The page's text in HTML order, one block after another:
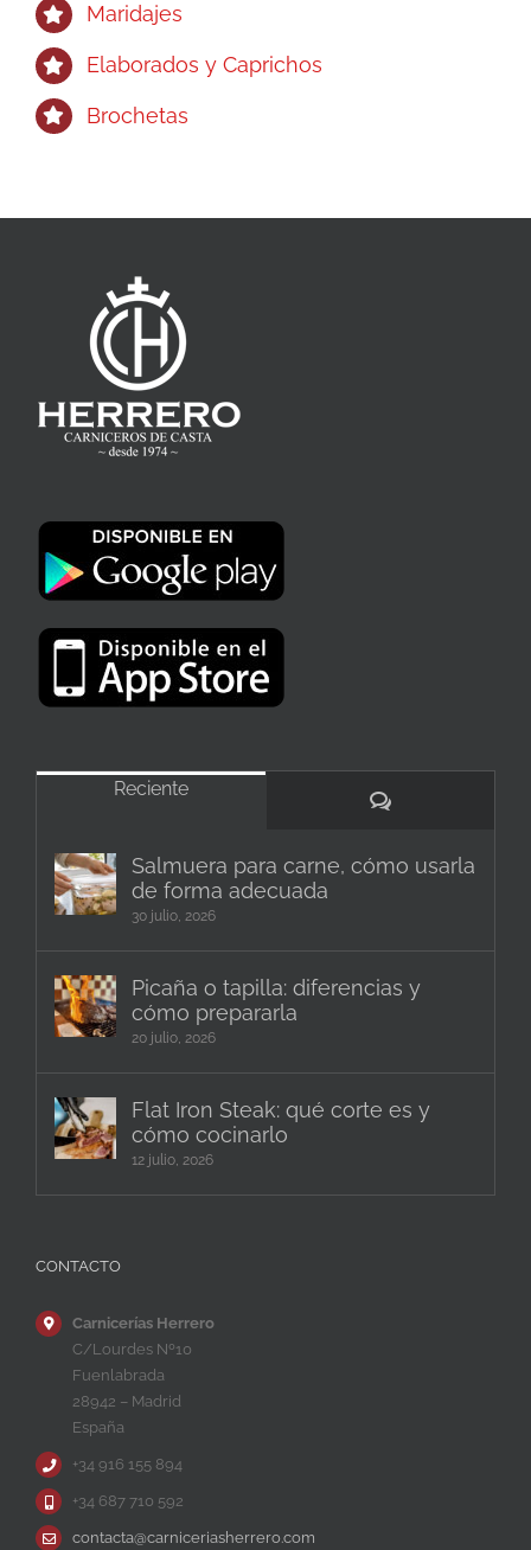
Maridajes
Elaborados y Caprichos
Brochetas
Reciente
Comentarios
Salmuera para carne, cómo usarla
de forma adecuada
30 julio, 2026
Picaña o tapilla: diferencias y
cómo prepararla
20 julio, 2026
Flat Iron Steak: qué corte es y
cómo cocinarlo
12 julio, 2026
CONTACTO
Carnicerías Herrero
C/Lourdes Nº10
Fuenlabrada
28942 – Madrid
España
+34 916 155 894
+34 687 710 592
contacta@carniceriasherrero.com